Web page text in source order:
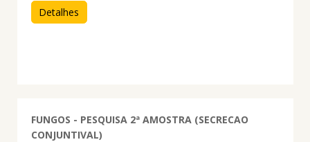
Detalhes
FUNGOS - PESQUISA 2ª AMOSTRA (SECRECAO
CONJUNTIVAL)